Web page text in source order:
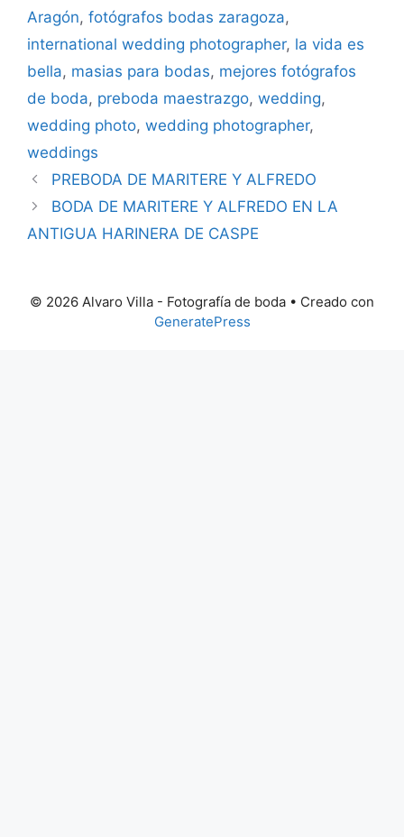
Aragón, fotógrafos bodas zaragoza,
international wedding photographer, la vida es
bella, masias para bodas, mejores fotógrafos
de boda, preboda maestrazgo, wedding,
wedding photo, wedding photographer,
weddings
PREBODA DE MARITERE Y ALFREDO
BODA DE MARITERE Y ALFREDO EN LA
ANTIGUA HARINERA DE CASPE
© 2026 Alvaro Villa - Fotografía de boda • Creado con
GeneratePress